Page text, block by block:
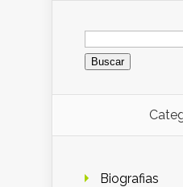
Buscar:
Biografias